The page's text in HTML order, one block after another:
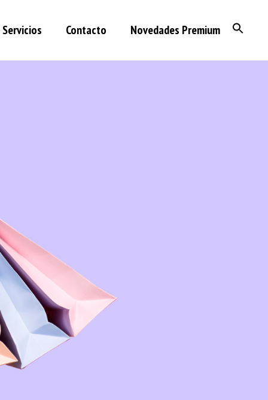
Servicios Contacto Novedades Premium